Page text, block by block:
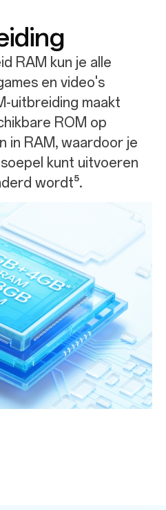
RAM kun je alle
en video's
uitbreiding maakt
ROM op
in RAM, waardoor je
kunt uitvoeren
wordt⁵.